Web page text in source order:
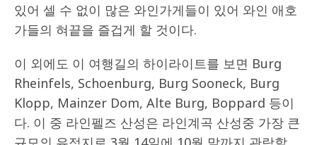
있어 셀 수 없이 많은 와인가게들이 있어 와인 애호
가들의 혀끝을 즐겁게 할 것이다.
이 외에도 이 여행길의 하이라이트를 보면 Burg
Rheinfels, Schoenburg, Burg Sooneck, Burg
Klopp, Mainzer Dom, Alte Burg, Boppard 등이
다. 이 중 라인펠즈 산성은 라인계곡 산성중 가장 큰